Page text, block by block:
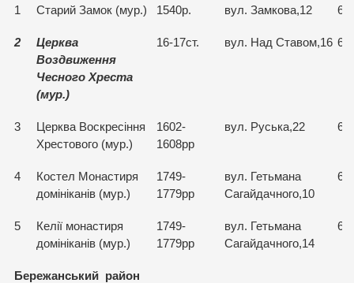
1 Старий Замок (мур.) 1540р. вул. Замкова,12
2
Церква
Воздвиження
Чесного Хреста
(мур.)
16-17ст. вул. Над Ставом,16
3
Церква Воскресіння
Хрестового (мур.)
1602-
1608рр
вул. Руська,22
4
Костел Монастиря
домініканів (мур.)
1749-
1779рр
вул. Гетьмана
Сагайдачного,10
5
Келії монастиря
домініканів (мур.)
1749-
1779рр
вул. Гетьмана
Сагайдачного,14
Бережанський район